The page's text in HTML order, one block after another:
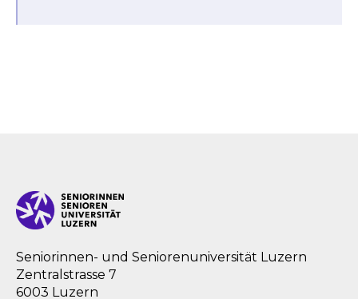
Seniorinnen- und Seniorenuniversität Luzern
Zentralstrasse 7
6003 Luzern